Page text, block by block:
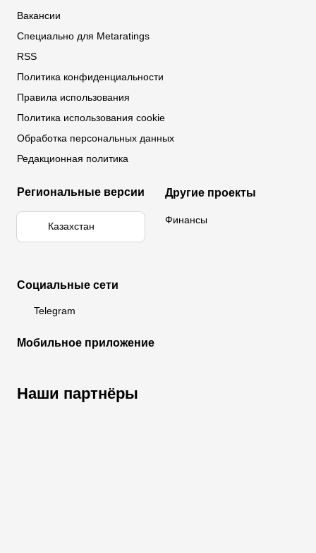
Вакансии
Специально для Metaratings
RSS
Политика конфиденциальности
Правила использования
Политика использования cookie
Обработка персональных данных
Редакционная политика
Региональные версии
Казахстан
Другие проекты
Финансы
Социальные сети
Telegram
Мобильное приложение
Наши партнёры